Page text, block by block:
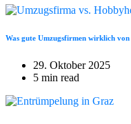
Was gute Umzugsfirmen wirklich
29. Oktober 2025
5 min read